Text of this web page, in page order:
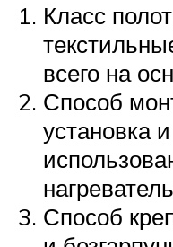
Класс
всего на
Способ
установка
Способ